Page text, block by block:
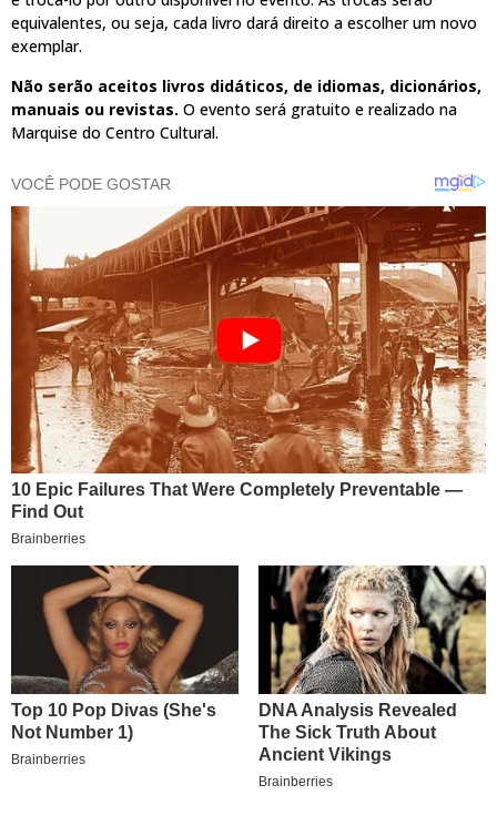
equivalentes, ou seja, cada livro dará direito a escolher um novo
exemplar.
Não serão aceitos livros didáticos, de idiomas, dicionários,
manuais ou revistas. O evento será gratuito e realizado na
Marquise do Centro Cultural.